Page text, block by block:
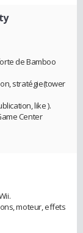
de Bamboo
stratégie(tower
like ).
Center
moteur, effets